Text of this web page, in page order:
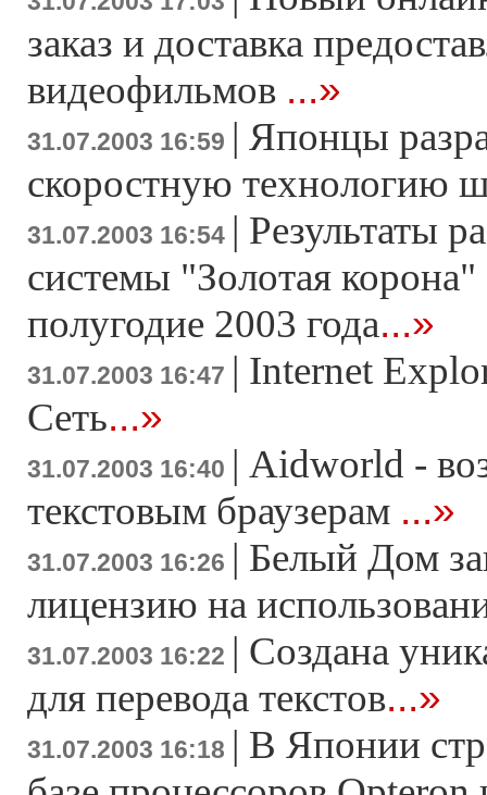
заказ и доставка
видеофильмов ...»
31.07.2003 16:59 | Японцы
скоростную технологию
31.07.2003 16:54 | Результаты
системы "Золотая корона"
полугодие 2003 года...»
31.07.2003 16:47 | Internet
Сеть...»
31.07.2003 16:40 | Aidworld -
текстовым браузерам ...»
31.07.2003 16:26 | Белый Дом
лицензию на
31.07.2003 16:22 | Создана
для перевода текстов...»
31.07.2003 16:18 | В Японии